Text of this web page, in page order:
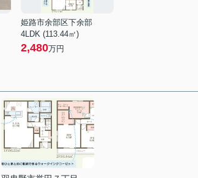
姫路市余部区下余部
4LDK (113.44㎡)
2,480万円